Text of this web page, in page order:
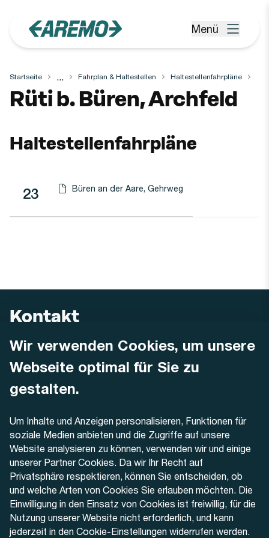
Wir verwenden Cookies, um unsere
Webseite optimal für Sie zu
gestalten.
Um Inhalte und Anzeigen personalisieren, Funktionen für
soziale Medien anbieten und die Zugriffe auf unsere
Website analysieren zu können, verwenden wir und einige
unserer Partner Cookies. Da wir Ihr Recht auf
Privatsphäre respektieren, können Sie entscheiden, ob
und welche Arten von Cookies Sie erlauben möchten. Die
Einwilligung in den Einsatz von Cookies ist freiwillig, für die
Nutzung unserer Website nicht erforderlich, und kann
jederzeit in den Cookie-Einstellungen widerrufen werden.
Menü öffnen
Menü
Startseite ... Fahrplan & Haltestellen Haltestellenfahrpläne
Haltestelle
Rüti b. Büren, Archfeld
Haltestellenfahrpläne
Linie Richtung
Linie
23 Haltestellen-PDF herunterladen für
Büren an der Aare, Gehrweg
(Öffnet in einen neuen Tab oder Fenster)
Kontakt
AREMO
Dornacherstrasse 48
4500 Solothurn
+41 32 622 37 22
Kontaktformular
Aktuell